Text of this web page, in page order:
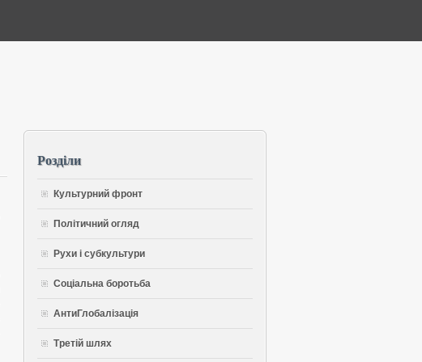
Розділи
Культурний фронт
Політичний огляд
Рухи і субкультури
Соціальна боротьба
АнтиГлобалізація
Третій шлях